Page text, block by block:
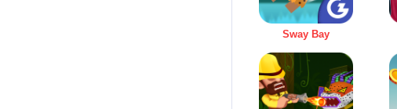
Sway Bay